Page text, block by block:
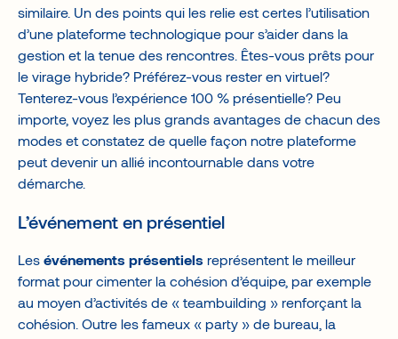
similaire. Un des points qui les relie est certes l’utilisation
d’une plateforme technologique pour s’aider dans la
gestion et la tenue des rencontres. Êtes-vous prêts pour
le virage hybride? Préférez-vous rester en virtuel?
Tenterez-vous l’expérience 100 % présentielle? Peu
importe, voyez les plus grands avantages de chacun des
modes et constatez de quelle façon notre plateforme
peut devenir un allié incontournable dans votre
démarche.
L’événement en présentiel
Les événements présentiels représentent le meilleur
format pour cimenter la cohésion d’équipe, par exemple
au moyen d’activités de « teambuilding » renforçant la
cohésion. Outre les fameux « party » de bureau, la